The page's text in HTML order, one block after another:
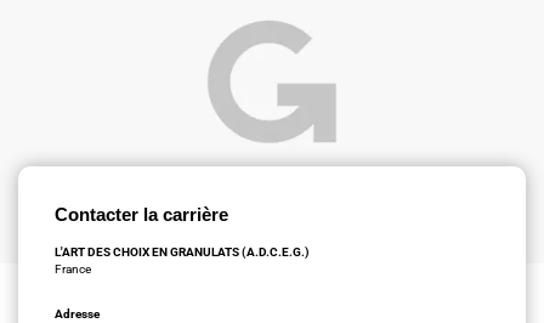
Contacter la carrière
L'ART DES CHOIX EN GRANULATS (A.D.C.E.G.)
France
Adresse